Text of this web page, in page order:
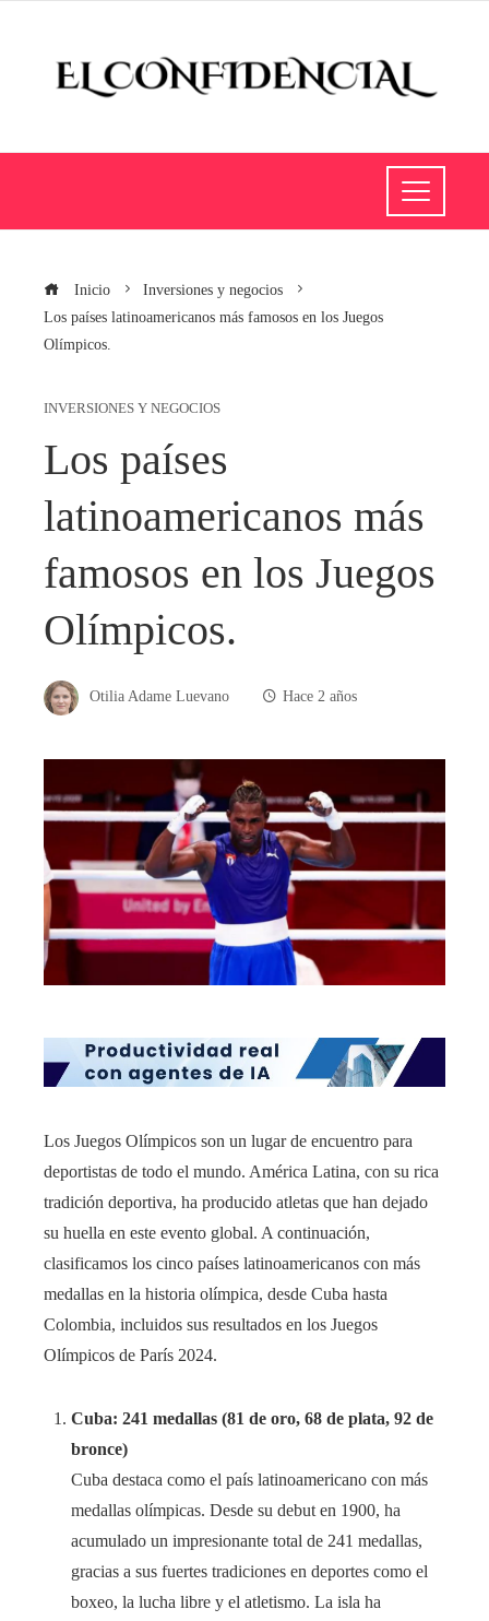
Inicio
Inversiones y negocios
Los países latinoamericanos más famosos en los Juegos
Olímpicos.
INVERSIONES Y NEGOCIOS
Los países
latinoamericanos más
famosos en los Juegos
Olímpicos.
Otilia Adame Luevano Hace 2 años
Los Juegos Olímpicos son un lugar de encuentro para
deportistas de todo el mundo. América Latina, con su rica
tradición deportiva, ha producido atletas que han dejado
su huella en este evento global. A continuación,
clasificamos los cinco países latinoamericanos con más
medallas en la historia olímpica, desde Cuba hasta
Colombia, incluidos sus resultados en los Juegos
Olímpicos de París 2024.
Cuba: 241 medallas (81 de oro, 68 de plata, 92 de
bronce)
Cuba destaca como el país latinoamericano con más
medallas olímpicas. Desde su debut en 1900, ha
acumulado un impresionante total de 241 medallas,
gracias a sus fuertes tradiciones en deportes como el
boxeo, la lucha libre y el atletismo. La isla ha